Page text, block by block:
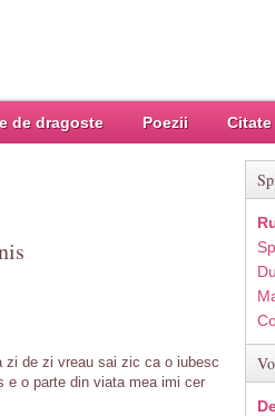
de dragoste Poezii Citate
zi de zi vreau sai zic ca o iubesc
e o parte din viata mea imi cer